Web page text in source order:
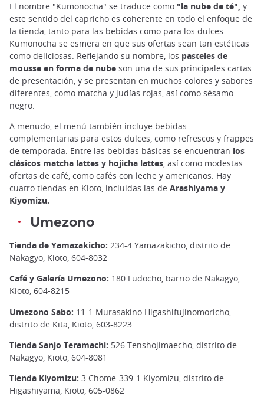
El nombre "Kumonocha" se traduce como "la nube de té", y
este sentido del capricho es coherente en todo el enfoque de
la tienda, tanto para las bebidas como para los dulces.
Kumonocha se esmera en que sus ofertas sean tan estéticas
como deliciosas. Reflejando su nombre, los pasteles de
mousse en forma de nube son una de sus principales cartas
de presentación, y se presentan en muchos colores y sabores
diferentes, como matcha y judías rojas, así como sésamo
negro.
A menudo, el menú también incluye bebidas
complementarias para estos dulces, como refrescos y frappes
de temporada. Entre las bebidas básicas se encuentran los
clásicos matcha lattes y hojicha lattes, así como modestas
ofertas de café, como cafés con leche y americanos. Hay
cuatro tiendas en Kioto, incluidas las de Arashiyama y
Kiyomizu.
Umezono
Tienda de Yamazakicho: 234-4 Yamazakicho, distrito de
Nakagyo, Kioto, 604-8032
Café y Galería Umezono: 180 Fudocho, barrio de Nakagyo,
Kioto, 604-8215
Umezono Sabo: 11-1 Murasakino Higashifujinomoricho,
distrito de Kita, Kioto, 603-8223
Tienda Sanjo Teramachi: 526 Tenshojimaecho, distrito de
Nakagyo, Kioto, 604-8081
Tienda Kiyomizu: 3 Chome-339-1 Kiyomizu, distrito de
Higashiyama, Kioto, 605-0862